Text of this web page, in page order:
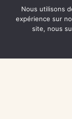
EN ATTENDANT
NOS SOUTIENS
Nous utilisons
expérience sur
site, nous